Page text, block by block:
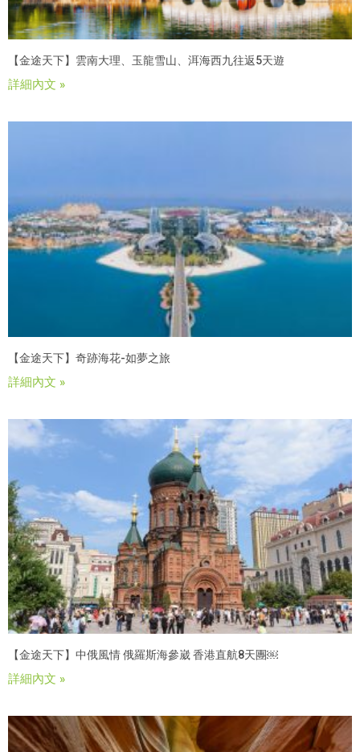
【金途天下】雲南大理、玉龍雪山、洱海西九往返5天遊
詳細內文 »
【金途天下】奇跡海花-如夢之旅
詳細內文 »
【金途天下】中俄風情 俄羅斯海參崴 香港直航8天團￼
詳細內文 »